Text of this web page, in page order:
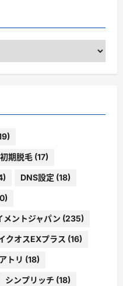
期脱毛 (17)
DNS設定 (18)
メントジャパン (235)
クオスEXプラス (16)
トリ (18)
シンプリッチ (18)